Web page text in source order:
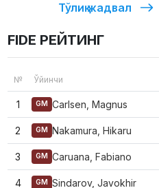
Тўлиқ жадвал
FIDE РЕЙТИНГ
№ Ўйинчи
1 GM Carlsen, Magnus
2 GM Nakamura, Hikaru
3 GM Caruana, Fabiano
4 GM Sindarov, Javokhir